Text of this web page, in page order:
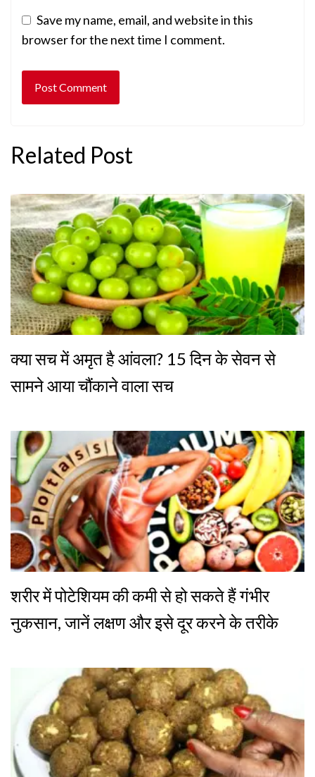
Save my name, email, and website in this
browser for the next time I comment.
Related Post
क्या सच में अमृत है आंवला? 15 दिन के सेवन से
सामने आया चौंकाने वाला सच
शरीर में पोटेशियम की कमी से हो सकते हैं गंभीर
नुकसान, जानें लक्षण और इसे दूर करने के तरीके